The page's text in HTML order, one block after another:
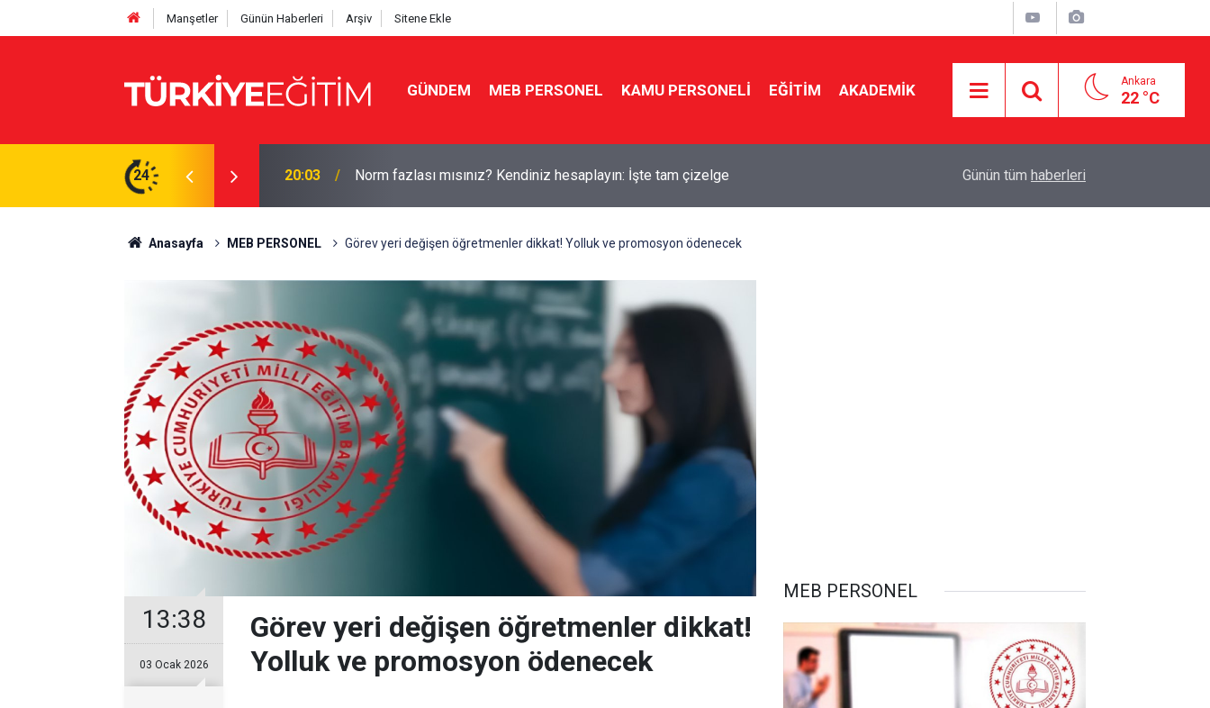
Manşetler Günün Haberleri Arşiv Sitene Ekle
GÜNDEM MEB PERSONEL KAMU PERSONELİ EĞİTİM AKADEMİK Ankara
22 °C
24
İşte tam çizelge 19:56 Bakan Tekin'den yeni sınav sistemi uyarısı: "Eski soru bankaları artık yok" Seçmeli ders düzenlemesi yargıya taşındı!
Günün tüm haberleri
Anasayfa MEB PERSONEL Görev yeri değişen öğretmenler dikkat! Yolluk ve promosyon ödenecek
13:38
03 Ocak 2026
Görev yeri değişen öğretmenler dikkat!
Yolluk ve promosyon ödenecek
MEB PERSONEL